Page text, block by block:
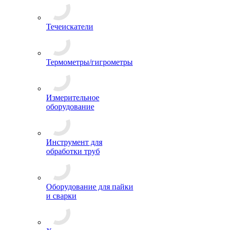
Течеискатели
Термометры/гигрометры
Измерительное
оборудование
Инструмент для
обработки труб
Оборудование для пайки
и сварки